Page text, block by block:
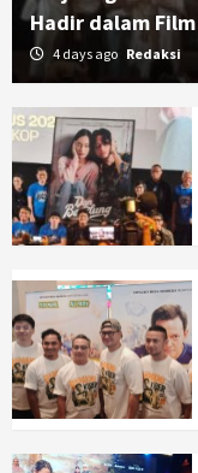
Hadir dalam
4 days ago Redaksi